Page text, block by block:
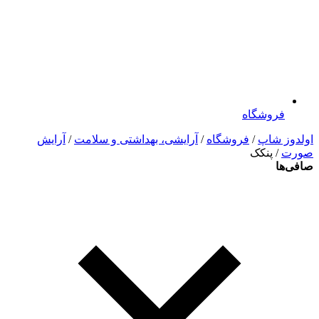
فروشگاه
اولدوز شاپ / فروشگاه / آرایشی، بهداشتی و سلامت / آرایش
صورت / پنکک
صافی‌ها